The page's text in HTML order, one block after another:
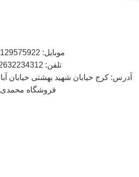
موبایل: 09129575922
تلفن: 02632234312
فروشگاه محمدی